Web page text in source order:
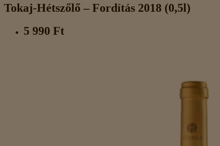
Tokaj-Hétszőlő – Fordítás 2018 (0,5l)
5 990 Ft